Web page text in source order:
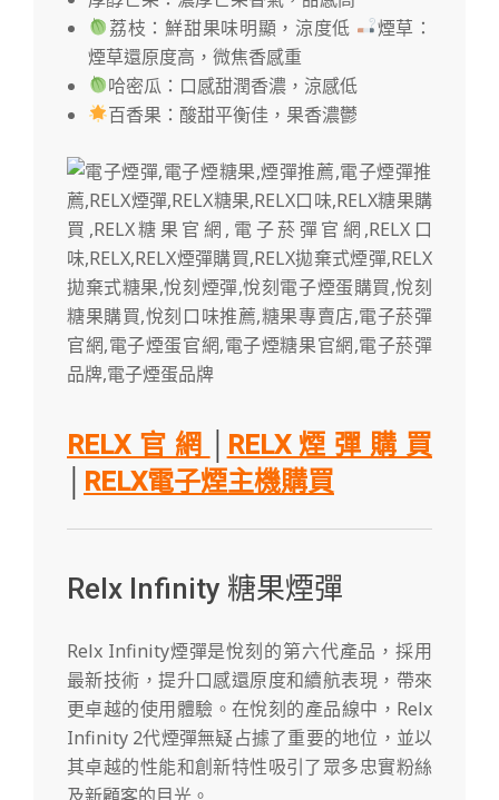
荔枝：鮮甜果味明顯，涼度低
煙草：
煙草還原度高，微焦香感重
哈密瓜：口感甜潤香濃，涼感低
百香果：酸甜平衡佳，果香濃鬱
RELX官網
RELX煙彈購買
RELX電子煙主機購買
Relx Infinity 糖果煙彈
Relx Infinity煙彈是悅刻的第六代產品，採用
最新技術，提升口感還原度和續航表現，帶來
更卓越的使用體驗。在悅刻的產品線中，Relx
Infinity 2代煙彈無疑占據了重要的地位，並以
其卓越的性能和創新特性吸引了眾多忠實粉絲